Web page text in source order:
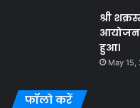
श्री
आयोजन
हुआ।
May 15,
फॉलो करें